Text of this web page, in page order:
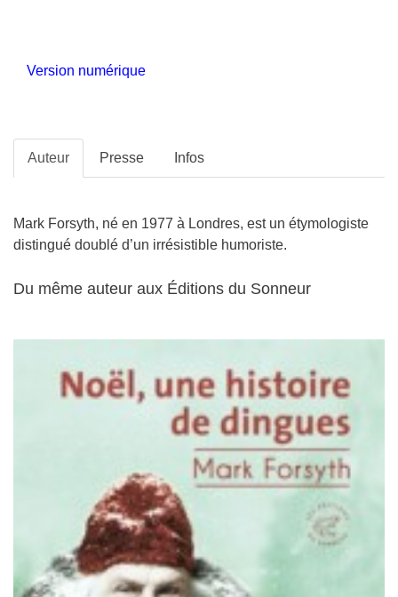
Version numérique
Auteur Presse Infos
Mark Forsyth, né en 1977 à Londres, est un étymologiste
distingué doublé d’un irrésistible humoriste.
Du même auteur aux Éditions du Sonneur